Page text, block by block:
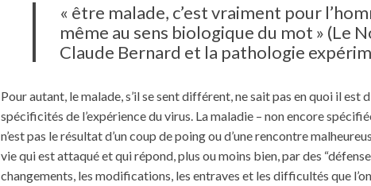
« être malade, c’est vraiment pour
même au sens biologique du mot » (Le
Claude Bernard et la pathologie
Pour autant, le malade, s’il se sent différent, ne sait pas en quoi il est
spécificités de l’expérience du virus. La maladie – non encore
n’est pas le résultat d’un coup de poing ou d’une rencontre
vie qui est attaqué et qui répond, plus ou moins bien, par des
changements, les modifications, les entraves et les difficultés que